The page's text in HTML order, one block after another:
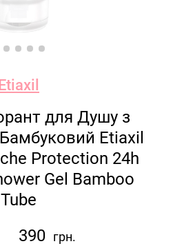
для Душу з
Etiaxil
Protection 24h
Gel Bamboo
Tube
390 грн.